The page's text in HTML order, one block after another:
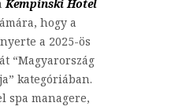
Kempinski Hotel
hogy a
a 2025-ös
“Magyarország
kategóriában.
spa managere,